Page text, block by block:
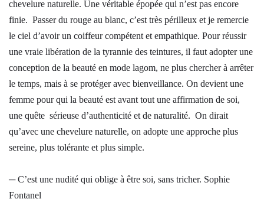
chevelure naturelle. Une véritable épopée qui n’est pas encore
finie. Passer du rouge au blanc, c’est très périlleux et je remercie
le ciel d’avoir un coiffeur compétent et empathique. Pour réussir
une vraie libération de la tyrannie des teintures, il faut adopter une
conception de la beauté en mode lagom, ne plus chercher à arrêter
le temps, mais à se protéger avec bienveillance. On devient une
femme pour qui la beauté est avant tout une affirmation de soi,
une quête sérieuse d’authenticité et de naturalité. On dirait
qu’avec une chevelure naturelle, on adopte une approche plus
sereine, plus tolérante et plus simple.
─ C’est une nudité qui oblige à être soi, sans tricher. Sophie
Fontanel